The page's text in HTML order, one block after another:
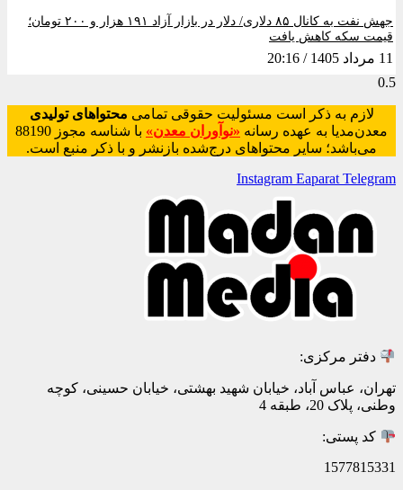
جهش نفت به کانال ۸۵ دلاری/ دلار در بازار آزاد ۱۹۱ هزار و ۲۰۰ تومان؛
قیمت سکه کاهش یافت
11 مرداد 1405
لازم به ذکر است مسئولیت حقوقی تمامی محتواهای تولیدی
معدن‌مدیا به عهده رسانه «نوآوران معدن»
با شناسه مجوز 88190
می‌باشد؛ سایر محتواهای درج‌شده بازنشر و با ذکر منبع است.
Instagram Eaparat Telegram
دفتر مرکزی:
تهران، عباس آباد، خیابان شهید بهشتی، خیابان حسینی، کوچه
وطنی، پلاک 20، طبقه 4
کد پستی:
1577815331